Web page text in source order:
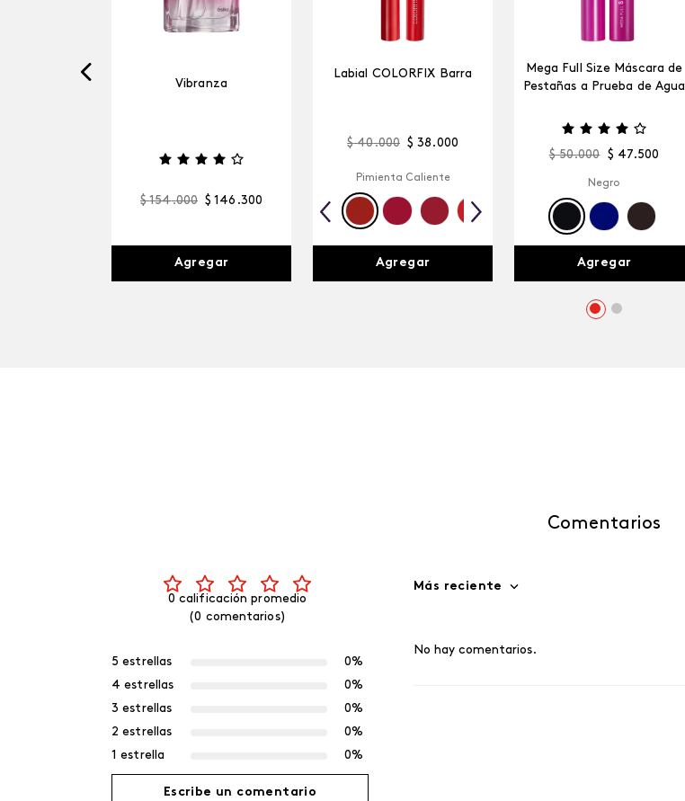
Vibranza
$ 154.000 $ 146 .300
Agregar
Labial COLORFIX Barra
$ 40.000 $ 38 .000
Pimienta Caliente
Agregar
Mega Full Size Máscara de
Pestañas a Prueba de Agua
$ 50.000 $ 47.500
Negro
Agregar
Comentarios
0 calificación promedio
(0 comentarios)
5 estrellas
0%
4 estrellas
0%
3 estrellas
0%
2 estrellas
0%
1 estrella
0%
Escribe un comentario
Más reciente
No hay comentarios.